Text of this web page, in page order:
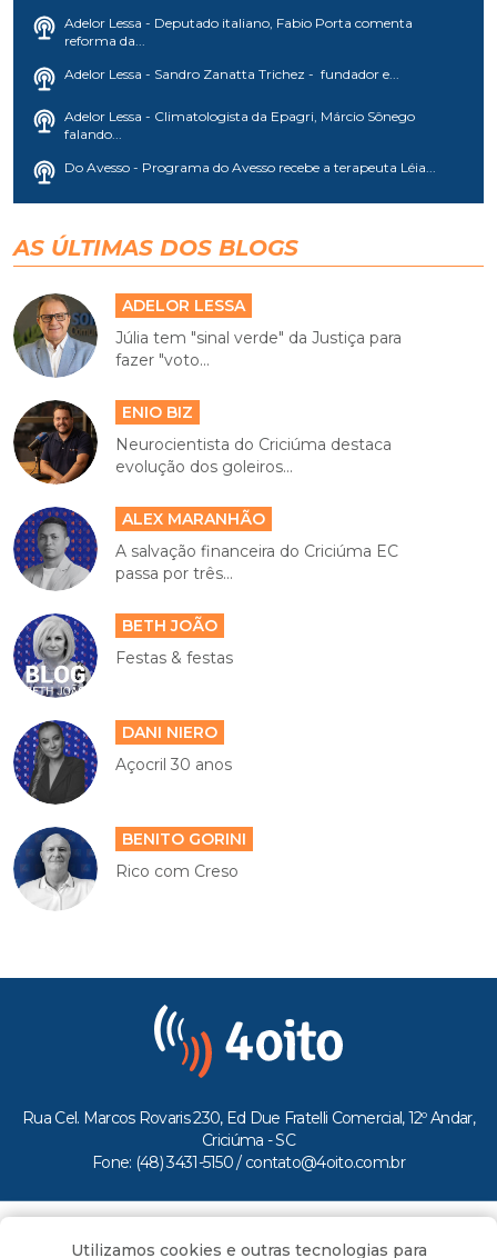
Adelor Lessa - Deputado italiano, Fabio Porta comenta
reforma da...
Adelor Lessa - Sandro Zanatta Trichez - fundador e...
Adelor Lessa - Climatologista da Epagri, Márcio Sônego
falando...
Do Avesso - Programa do Avesso recebe a terapeuta Léia...
AS ÚLTIMAS DOS BLOGS
ADELOR LESSA
Júlia tem "sinal verde" da Justiça para
fazer "voto...
ENIO BIZ
Neurocientista do Criciúma destaca
evolução dos goleiros...
ALEX MARANHÃO
A salvação financeira do Criciúma EC
passa por três...
BETH JOÃO
Festas & festas
DANI NIERO
Açocril 30 anos
BENITO GORINI
Rico com Creso
Rua Cel. Marcos Rovaris 230, Ed Due Fratelli Comercial, 12º Andar,
Criciúma - SC
Fone: (48) 3431-5150 / contato@4oito.com.br
Todos os direitos reservados ao Portal 4oito
Utilizamos cookies e outras tecnologias para